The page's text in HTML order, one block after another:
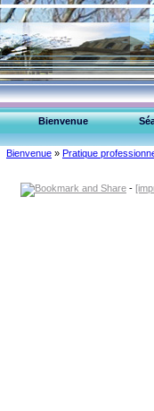
Bienvenue » Pratique
-
Bienvenue